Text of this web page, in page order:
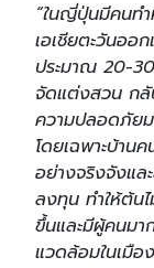
“ในญี่ปุ่นมีคนท
เอเชียตะวันออ
ประมาณ 20-
จัดแต่งสวน กลั
ความปลอดภัย
โดยเฉพาะบ้าน
อย่างจริงจังแล
ลงทุน ทำให้ต้น
ขึ้นและมีผู้คนมา
แวดล้อมในเมือ